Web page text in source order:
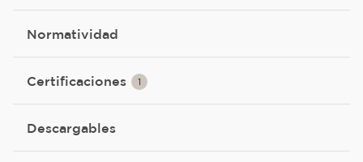
Normatividad
Certificaciones 1
Descargables